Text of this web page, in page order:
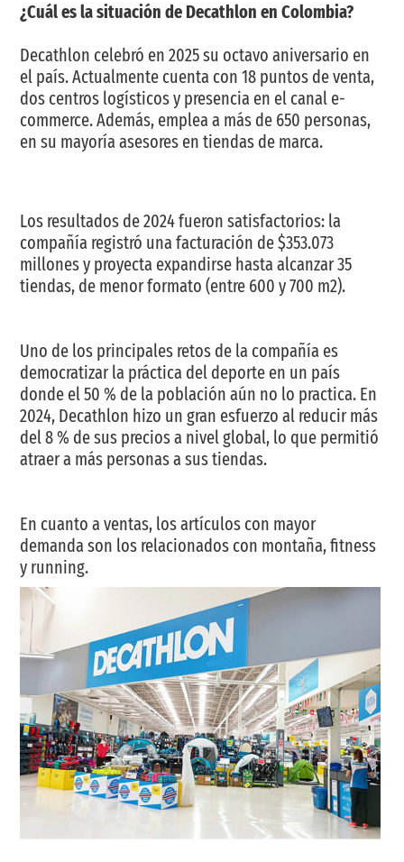
¿Cuál es la situación de Decathlon en Colombia?
Decathlon celebró en 2025 su octavo aniversario en
el país. Actualmente cuenta con 18 puntos de venta,
dos centros logísticos y presencia en el canal e-
commerce. Además, emplea a más de 650 personas,
en su mayoría asesores en tiendas de marca.
Los resultados de 2024 fueron satisfactorios: la
compañía registró una facturación de $353.073
millones y proyecta expandirse hasta alcanzar 35
tiendas, de menor formato (entre 600 y 700 m2).
Uno de los principales retos de la compañía es
democratizar la práctica del deporte en un país
donde el 50 % de la población aún no lo practica. En
2024, Decathlon hizo un gran esfuerzo al reducir más
del 8 % de sus precios a nivel global, lo que permitió
atraer a más personas a sus tiendas.
En cuanto a ventas, los artículos con mayor
demanda son los relacionados con montaña, fitness
y running.